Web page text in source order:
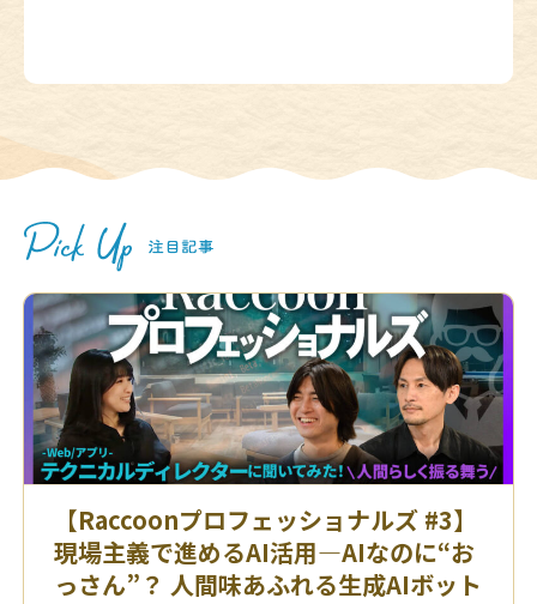
【Raccoonプロフェッショナルズ #3】
現場主義で進めるAI活用—AIなのに“お
っさん”？ 人間味あふれる生成AIボット